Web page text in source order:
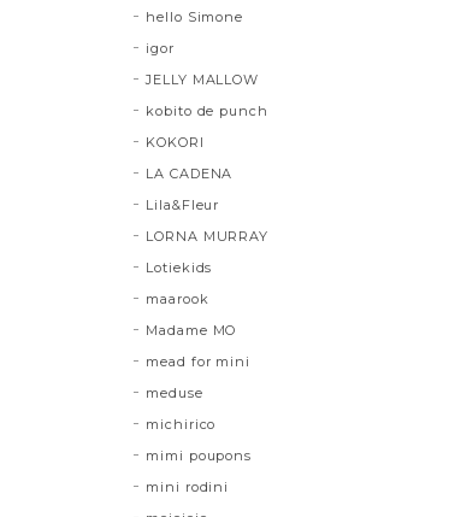
hello Simone
igor
JELLY MALLOW
kobito de punch
KOKORI
LA CADENA
Lila&Fleur
LORNA MURRAY
Lotiekids
maarook
Madame MO
mead for mini
meduse
michirico
mimi poupons
mini rodini